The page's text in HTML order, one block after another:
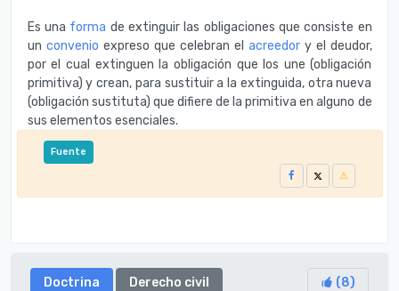
Es una forma de extinguir las obligaciones que consiste en
un convenio expreso que celebran el acreedory el deudor,
por el cual extinguen la obligación que los une (obligación
primitiva) y crean, para sustituir a la extinguida, otra nueva
(obligación sustituta) que difiere de la primitiva en alguno de
sus elementos esenciales.
Fuente
Doctrina Derecho civil (8)